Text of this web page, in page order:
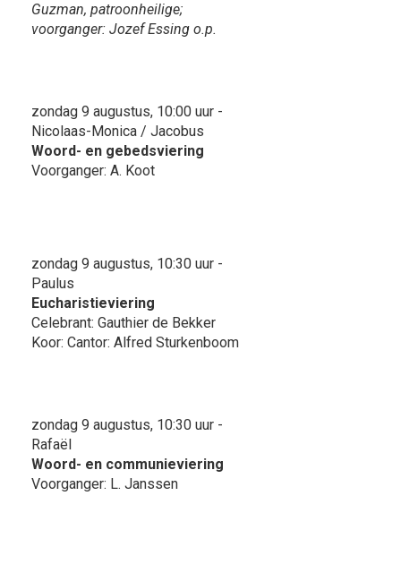
Guzman, patroonheilige;
voorganger: Jozef Essing o.p.
zondag 9 augustus, 10:00 uur -
Nicolaas-Monica / Jacobus
Woord- en gebedsviering
Voorganger: A. Koot
zondag 9 augustus, 10:30 uur -
Paulus
Eucharistieviering
Celebrant: Gauthier de Bekker
Koor: Cantor: Alfred Sturkenboom
zondag 9 augustus, 10:30 uur -
Rafaël
Woord- en communieviering
Voorganger: L. Janssen